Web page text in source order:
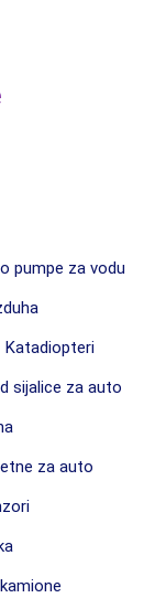
pumpe za vodu
Katadiopteri
sijalice za auto
za auto